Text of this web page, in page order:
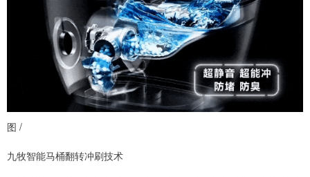
图 /
九牧智能马桶翻转冲刷技术